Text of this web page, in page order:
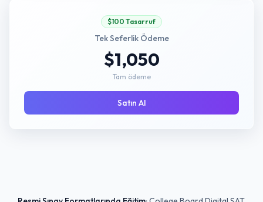
$100 Tasarruf
Tek Seferlik Ödeme
$1,050
Tam ödeme
Satın Al